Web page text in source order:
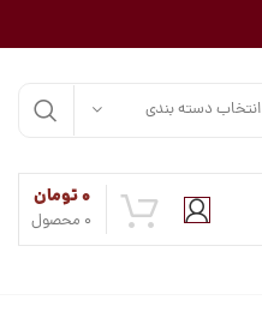
انتخاب دسته بندی
0 محصول
۰تومان